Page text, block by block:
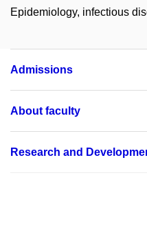
Epidemiology, infectious
Admissions
About faculty
Research and